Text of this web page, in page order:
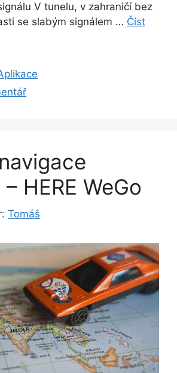
V tunelu, v zahraničí bez
se slabým signálem … Číst
HERE WeGo
Tomáš